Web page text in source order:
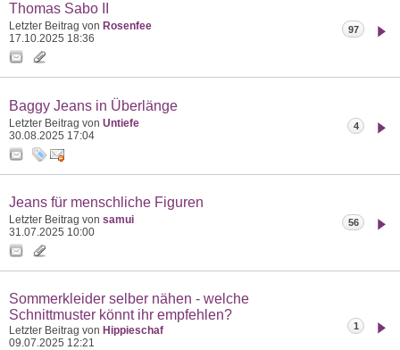
Thomas Sabo II
Letzter Beitrag von Rosenfee
17.10.2025 18:36
97
Baggy Jeans in Überlänge
Letzter Beitrag von Untiefe
30.08.2025 17:04
4
Jeans für menschliche Figuren
Letzter Beitrag von samui
31.07.2025 10:00
56
Sommerkleider selber nähen - welche
Schnittmuster könnt ihr empfehlen?
Letzter Beitrag von Hippieschaf
09.07.2025 12:21
1